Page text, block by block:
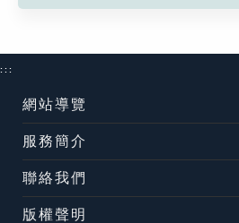
:::
網站導覽
服務簡介
聯絡我們
版權聲明